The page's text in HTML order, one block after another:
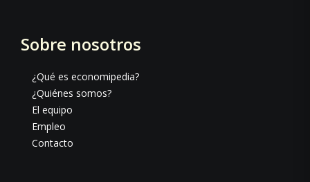
Sobre nosotros
¿Qué es economipedia?
¿Quiénes somos?
El equipo
Empleo
Contacto